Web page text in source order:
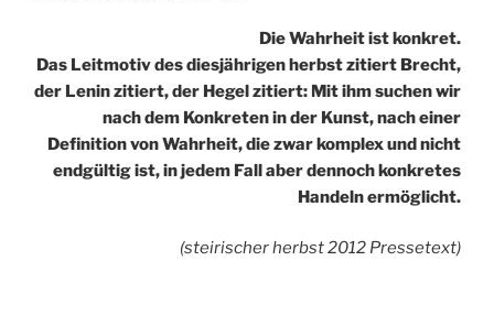
Die Wahrheit ist konkret.
Das Leitmotiv des diesjährigen herbst zitiert Brecht,
der Lenin zitiert, der Hegel zitiert: Mit ihm suchen wir
nach dem Konkreten in der Kunst, nach einer
Definition von Wahrheit, die zwar komplex und nicht
endgültig ist, in jedem Fall aber dennoch konkretes
Handeln ermöglicht.
(steirischer herbst 2012 Pressetext)